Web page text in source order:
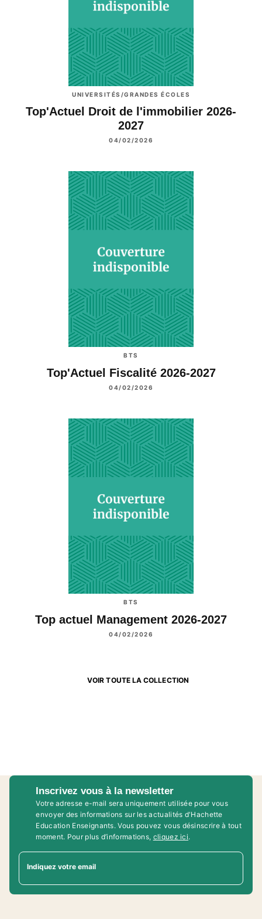
UNIVERSITÉS/GRANDES ÉCOLES
Top'Actuel Droit de l'immobilier 2026-
2027
04/02/2026
BTS
Top'Actuel Fiscalité 2026-2027
04/02/2026
BTS
Top actuel Management 2026-2027
04/02/2026
VOIR TOUTE LA COLLECTION
Inscrivez vous à la newsletter
Votre adresse e-mail sera uniquement utilisée pour vous
envoyer des informations sur les actualités d'Hachette
Education Enseignants. Vous pouvez vous désinscrire à tout
moment. Pour plus d’informations, cliquez ici.
Indiquez votre email